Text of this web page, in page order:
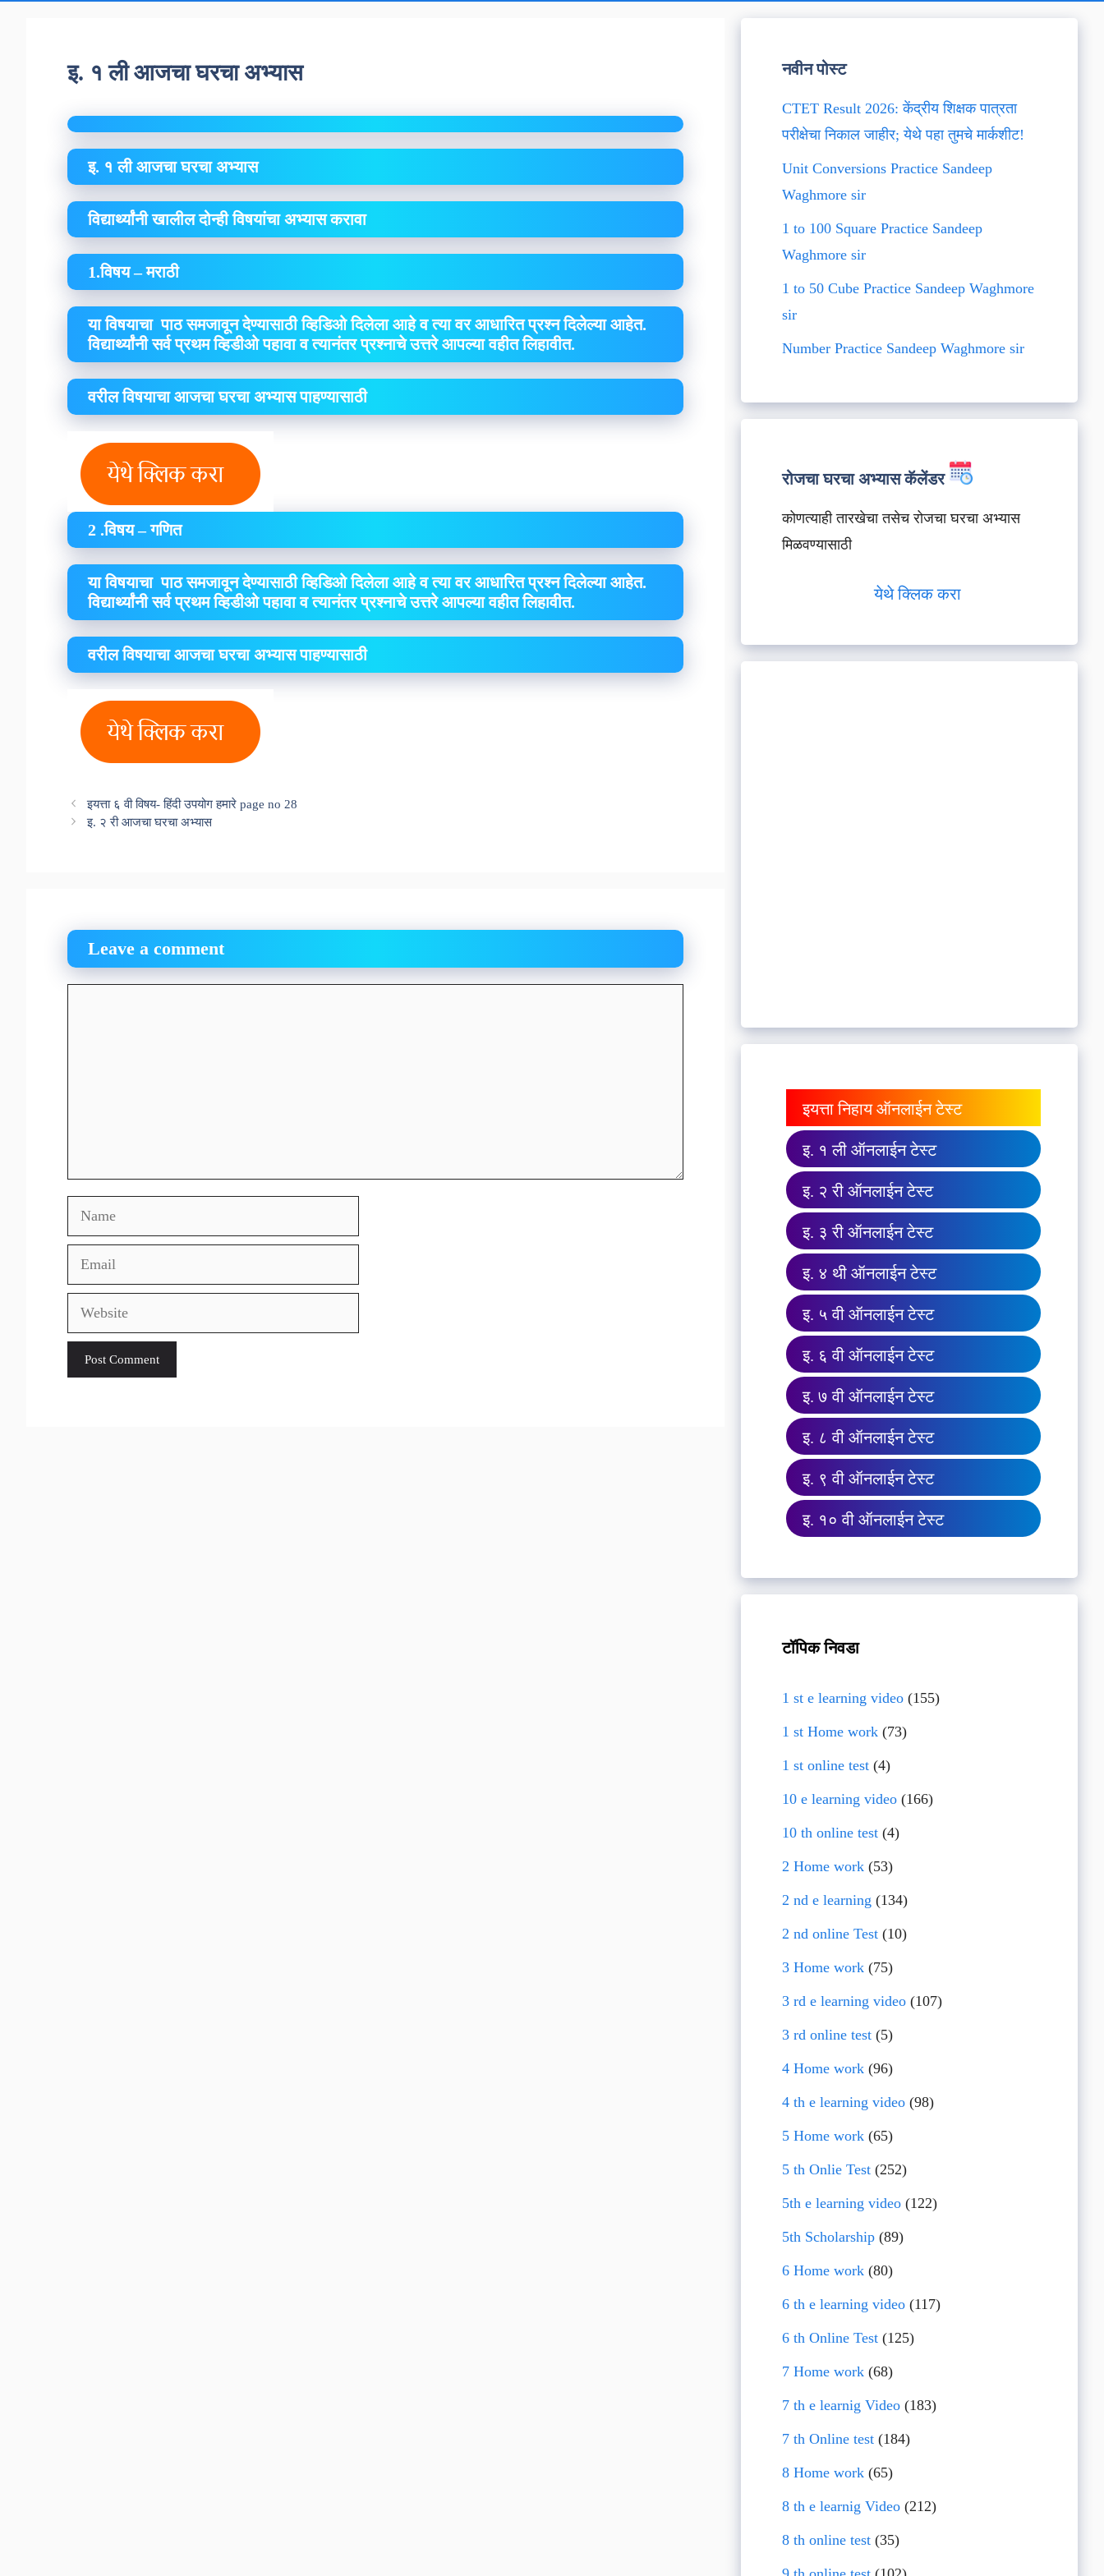
इ. १ ली आजचा घरचा अभ्यास
इ. १ ली आजचा घरचा अभ्यास
विद्यार्थ्यांनी खालील दोन्ही विषयांचा अभ्यास करावा
1.विषय – मराठी
या विषयाचा पाठ समजावून देण्यासाठी व्हिडिओ दिलेला आहे व त्या वर आधारित प्रश्न दिलेल्या आहेत.
विद्यार्थ्यांनी सर्व प्रथम व्हिडीओ पहावा व त्यानंतर प्रश्नाचे उत्तरे आपल्या वहीत लिहावीत.
वरील विषयाचा आजचा घरचा अभ्यास पाहण्यासाठी
2 .विषय – गणित
या विषयाचा पाठ समजावून देण्यासाठी व्हिडिओ दिलेला आहे व त्या वर आधारित प्रश्न दिलेल्या आहेत.
विद्यार्थ्यांनी सर्व प्रथम व्हिडीओ पहावा व त्यानंतर प्रश्नाचे उत्तरे आपल्या वहीत लिहावीत.
वरील विषयाचा आजचा घरचा अभ्यास पाहण्यासाठी
इयत्ता ६ वी विषय- हिंदी उपयोग हमारे page no 28
इ. २ री आजचा घरचा अभ्यास
Leave a comment
Name
Email
Website
नवीन पोस्ट
CTET Result 2026: केंद्रीय शिक्षक पात्रता
परीक्षेचा निकाल जाहीर; येथे पहा तुमचे मार्कशीट!
Unit Conversions Practice Sandeep
Waghmore sir
1 to 100 Square Practice Sandeep
Waghmore sir
1 to 50 Cube Practice Sandeep Waghmore
sir
Number Practice Sandeep Waghmore sir
रोजचा घरचा अभ्यास कॅलेंडर
कोणत्याही तारखेचा तसेच रोजचा घरचा अभ्यास
मिळवण्यासाठी
येथे क्लिक करा
इयत्ता निहाय ऑनलाईन टेस्ट
इ. १ ली ऑनलाईन टेस्ट
इ. २ री ऑनलाईन टेस्ट
इ. ३ री ऑनलाईन टेस्ट
इ. ४ थी ऑनलाईन टेस्ट
इ. ५ वी ऑनलाईन टेस्ट
इ. ६ वी ऑनलाईन टेस्ट
इ. ७ वी ऑनलाईन टेस्ट
इ. ८ वी ऑनलाईन टेस्ट
इ. ९ वी ऑनलाईन टेस्ट
इ. १० वी ऑनलाईन टेस्ट
टॉपिक निवडा
1 st e learning video(155)
1 st Home work(73)
1 st online test(4)
10 e learning video(166)
10 th online test(4)
2 Home work(53)
2 nd e learning (134)
2 nd online Test(10)
3 Home work(75)
3 rd e learning video(107)
3 rd online test(5)
4 Home work(96)
4 th e learning video(98)
5 Home work(65)
5 th Onlie Test(252)
5th e learning video(122)
5th Scholarship(89)
6 Home work(80)
6 th e learning video(117)
6 th Online Test(125)
7 Home work(68)
7 th e learnig Video(183)
7 th Online test(184)
8 Home work(65)
8 th e learnig Video(212)
8 th online test(35)